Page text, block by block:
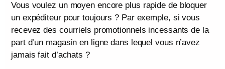
Vous voulez un moyen encore plus rapide de bloquer
un expéditeur pour toujours ? Par exemple, si vous
recevez des courriels promotionnels incessants de la
part d’un magasin en ligne dans lequel vous n’avez
jamais fait d’achats ?